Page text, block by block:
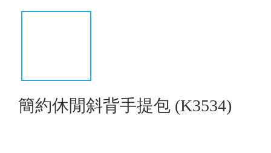
簡約休閒斜背手提包 (K3534)